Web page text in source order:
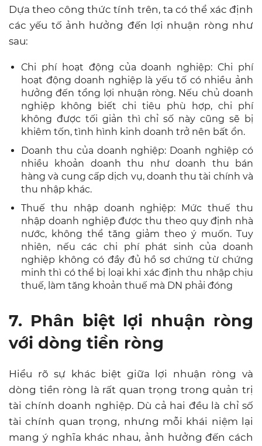
Dựa theo công thức tính trên, ta có thể xác định
các yếu tố ảnh hưởng đến lợi nhuận ròng như
sau:
Chi phí hoạt động của doanh nghiệp: Chi phí
hoạt động doanh nghiệp là yếu tố có nhiều ảnh
hưởng đến tổng lợi nhuận ròng. Nếu chủ doanh
nghiệp không biết chi tiêu phù hợp, chi phí
không được tối giản thì chỉ số này cũng sẽ bị
khiêm tốn, tình hình kinh doanh trở nên bất ổn.
Doanh thu của doanh nghiệp: Doanh nghiệp có
nhiều khoản doanh thu như doanh thu bán
hàng và cung cấp dịch vụ, doanh thu tài chính và
thu nhập khác.
Thuế thu nhập doanh nghiệp: Mức thuế thu
nhập doanh nghiệp được thu theo quy định nhà
nước, không thể tăng giảm theo ý muốn. Tuy
nhiên, nếu các chi phí phát sinh của doanh
nghiệp không có đầy đủ hồ sơ chứng từ chứng
minh thì có thể bị loại khi xác định thu nhập chịu
thuế, làm tăng khoản thuế mà DN phải đóng
7. Phân biệt lợi nhuận ròng
với dòng tiền ròng
Hiểu rõ sự khác biệt giữa lợi nhuận ròng và
dòng tiền ròng là rất quan trọng trong quản trị
tài chính doanh nghiệp. Dù cả hai đều là chỉ số
tài chính quan trọng, nhưng mỗi khái niệm lại
mang ý nghĩa khác nhau, ảnh hưởng đến cách